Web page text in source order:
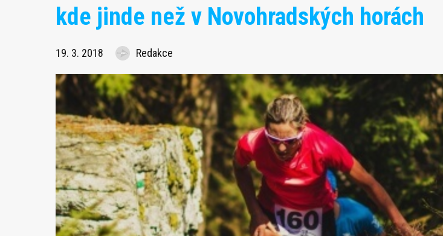
kde jinde než v Novohradských horách
19. 3. 2018 Redakce